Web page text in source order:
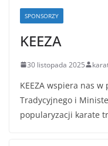
SPONSORZY
KEEZA
30 listopada 2025
KEEZA wspiera nas
Tradycyjnego i
popularyzacji karate